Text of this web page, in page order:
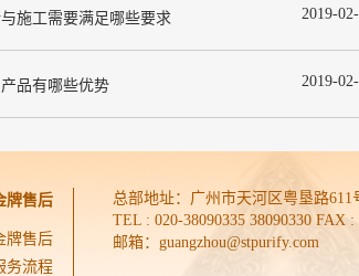
施工需要满足哪些要求 2019-02-
品有哪些优势 2019-02-
牌售后
牌售后
务流程
总部地址： 广州市天河区粤垦路611
TEL : 020-38090335 38090330 FAX :
邮箱：guangzhou@stpurify.com